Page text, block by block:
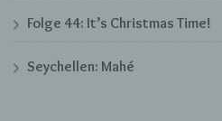
Folge 44: It’s Christmas Time!
Seychellen: Mahé